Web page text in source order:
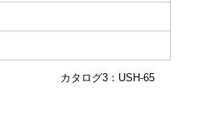
カタログ3：USH-65